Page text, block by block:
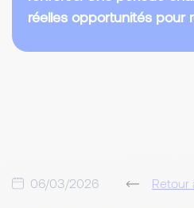
réelles opportunités pour
06/03/2026 Retour